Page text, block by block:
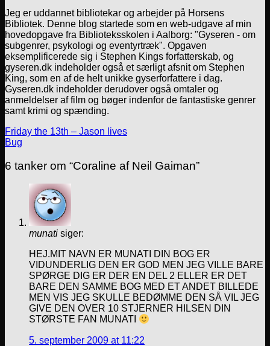
Jeg er uddannet bibliotekar og arbejder på Horsens
Bibliotek. Denne blog startede som en web-udgave af min
hovedopgave fra Biblioteksskolen i Aalborg: "Gyseren - om
subgenrer, psykologi og eventyrtræk". Opgaven
eksemplificerede sig i Stephen Kings forfatterskab, og
gyseren.dk indeholder også et særligt afsnit om Stephen
King, som en af de helt unikke gyserforfattere i dag.
Gyseren.dk indeholder derudover også omtaler og
anmeldelser af film og bøger indenfor de fantastiske genrer
samt krimi og spænding.
Friday the 13th – Jason lives
Bug
6 tanker om “Coraline af Neil Gaiman”
munati siger:
HEJ.MIT NAVN ER MUNATI DIN BOG ER
VIDUNDERLIG DEN ER GOD MEN JEG VILLE BARE
SPØRGE DIG ER DER EN DEL 2 ELLER ER DET
BARE DEN SAMME BOG MED ET ANDET BILLEDE
MEN VIS JEG SKULLE BEDØMME DEN SÅ VIL JEG
GIVE DEN OVER 10 STJERNER HILSEN DIN
STØRSTE FAN MUNATI
5. september 2009 at 11:22